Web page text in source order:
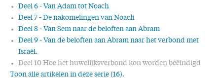
Deel 6 - Van Adam tot Noach
Deel 7 - De nakomelingen van Noach
Deel 8 - Van Sem naar de beloften aan Abram
Deel 9 - Van de beloften aan Abram naar het verbond met
Israël.
Deel 10 Hoe het huwelijksverbond kon worden beëindigd
Toon alle artikelen in deze serie (16).